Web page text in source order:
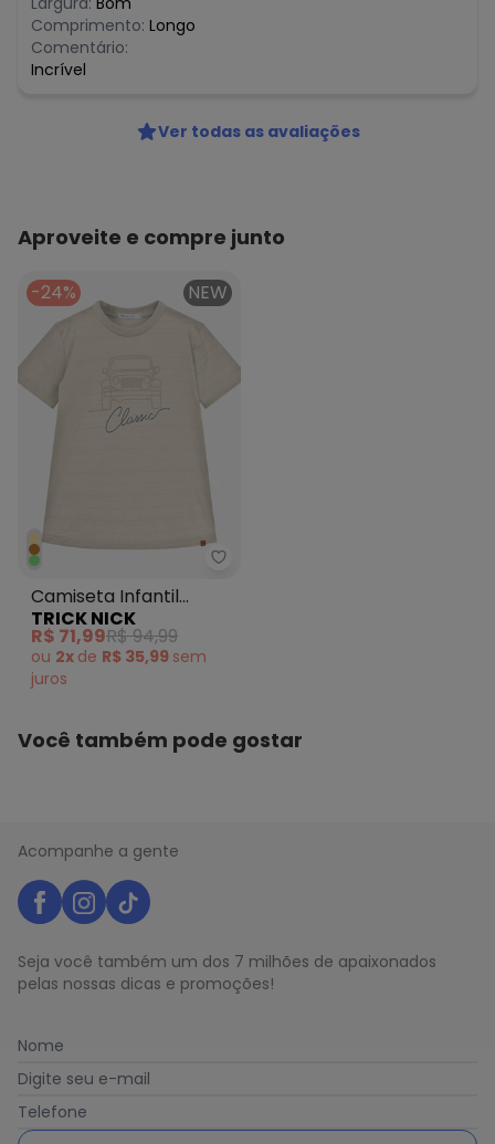
Comprimento: Longo
Comentário:
Incrível
Ver todas as avaliações
Aproveite e compre junto
-24% NEW
Trick Nick - Camiseta Infantil
Camiseta Infantil
Masculina Meia Malha
Bege
TRICK NICK
R$ 71,99R$ 94,99
ou 2x de R$ 35,99 sem
juros
Você também pode gostar
Acompanhe a gente
Seja você também um dos 7 milhões de apaixonados
pelas nossas dicas e promoções!
Nome
Digite seu e-mail
Telefone